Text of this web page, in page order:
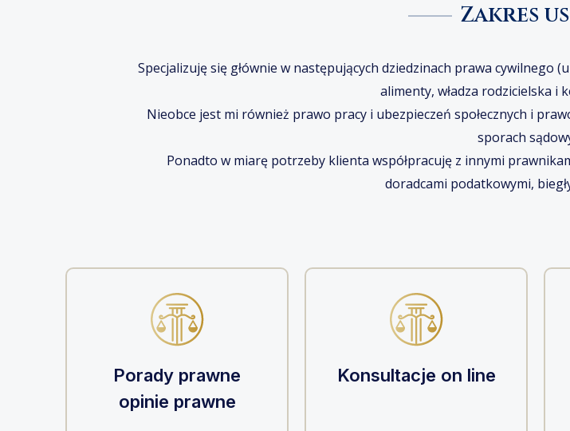
Zakres
Specjalizuję się głównie w następujących dziedzinach prawa
alimenty, władza rodzicielska i
Nieobce jest mi również prawo pracy i ubezpieczeń społecznych i
sporach
Ponadto w miarę potrzeby klienta współpracuję z innymi
doradcami podatkowymi,
Porady prawne
opinie prawne
Konsultacje on line